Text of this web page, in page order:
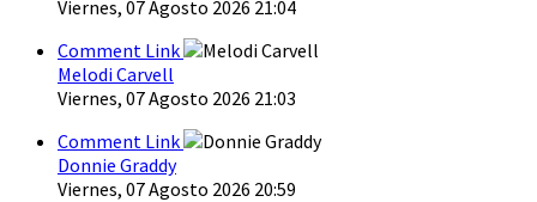
Viernes, 07 Agosto 2026 21:04
Comment Link
Melodi Carvell
Viernes, 07 Agosto 2026 21:03
Comment Link
Donnie Graddy
Viernes, 07 Agosto 2026 20:59